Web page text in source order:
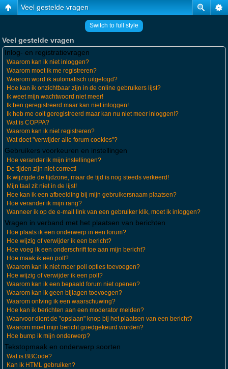
Veel gestelde vragen
Switch to full style
Veel gestelde vragen
Inlog- en registratievragen
Waarom kan ik niet inloggen?
Waarom moet ik me registreren?
Waarom word ik automatisch uitgelogd?
Hoe kan ik onzichtbaar zijn in de online gebruikers lijst?
Ik weet mijn wachtwoord niet meer!
Ik ben geregistreerd maar kan niet inloggen!
Ik heb me ooit geregistreerd maar kan nu niet meer inloggen!?
Wat is COPPA?
Waarom kan ik niet registreren?
Wat doet "verwijder alle forum cookies"?
Gebruikers voorkeuren en instellingen
Hoe verander ik mijn instellingen?
De tijden zijn niet correct!
Ik wijzigde de tijdzone, maar de tijd is nog steeds verkeerd!
Mijn taal zit niet in de lijst!
Hoe kan ik een afbeelding bij mijn gebruikersnaam plaatsen?
Hoe verander ik mijn rang?
Wanneer ik op de e-mail link van een gebruiker klik, moet ik inloggen?
Vragen in verband met het plaatsen van berichten
Hoe plaats ik een onderwerp in een forum?
Hoe wijzig of verwijder ik een bericht?
Hoe voeg ik een onderschrift toe aan mijn bericht?
Hoe maak ik een poll?
Waarom kan ik niet meer poll opties toevoegen?
Hoe wijzig of verwijder ik een poll?
Waarom kan ik een bepaald forum niet openen?
Waarom kan ik geen bijlagen toevoegen?
Waarom ontving ik een waarschuwing?
Hoe kan ik berichten aan een moderator melden?
Waarvoor dient de "opslaan" knop bij het plaatsen van een bericht?
Waarom moet mijn bericht goedgekeurd worden?
Hoe bump ik mijn onderwerp?
Tekstopmaak en onderwerp soorten
Wat is BBCode?
Kan ik HTML gebruiken?